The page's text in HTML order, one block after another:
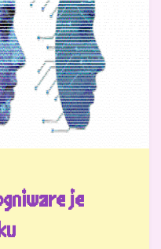
je